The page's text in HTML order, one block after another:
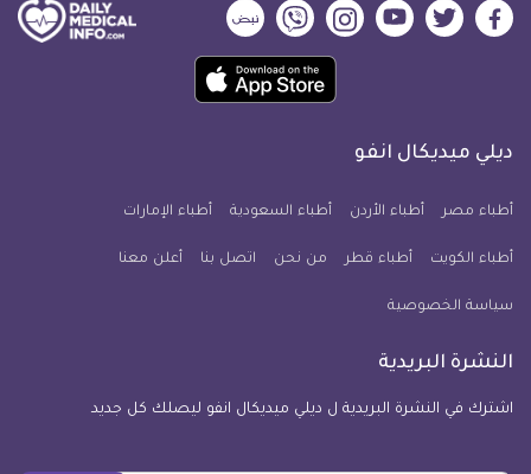
ديلي
فيسبوك
ديلي
تويتر
ديلي
ميديكال
يوتيوب
ديلي
ميديكال
انفو
ديلي
ميديكال
انفو
ديلي
ميديكال
انفو
حمل
تطبيق
معلومة
للآيفون
ديلي ميديكال انفو
أطباء مصر أطباء الأردن أطباء السعودية أطباء الإمارات
أطباء الكويت أطباء قطر من نحن اتصل بنا أعلن معنا
سياسة الخصوصية
النشرة البريدية
اشترك في النشرة البريدية ل ديلي ميديكال انفو ليصلك كل جديد